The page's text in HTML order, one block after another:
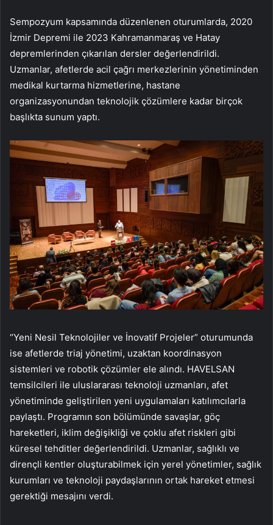
Sempozyum kapsamında düzenlenen oturumlarda, 2020
İzmir Depremi ile 2023 Kahramanmaraş ve Hatay
depremlerinden çıkarılan dersler değerlendirildi.
Uzmanlar, afetlerde acil çağrı merkezlerinin yönetiminden
medikal kurtarma hizmetlerine, hastane
organizasyonundan teknolojik çözümlere kadar birçok
başlıkta sunum yaptı.
“Yeni Nesil Teknolojiler ve İnovatif Projeler” oturumunda
ise afetlerde triaj yönetimi, uzaktan koordinasyon
sistemleri ve robotik çözümler ele alındı. HAVELSAN
temsilcileri ile uluslararası teknoloji uzmanları, afet
yönetiminde geliştirilen yeni uygulamaları katılımcılarla
paylaştı. Programın son bölümünde savaşlar, göç
hareketleri, iklim değişikliği ve çoklu afet riskleri gibi
küresel tehditler değerlendirildi. Uzmanlar, sağlıklı ve
dirençli kentler oluşturabilmek için yerel yönetimler, sağlık
kurumları ve teknoloji paydaşlarının ortak hareket etmesi
gerektiği mesajını verdi.